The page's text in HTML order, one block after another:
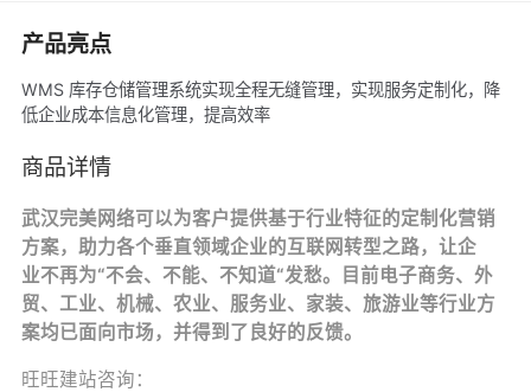
产品亮点
WMS 库存仓储管理系统实现全程无缝管理，实现服务定制化，降
低企业成本信息化管理，提高效率
商品详情
武汉完美网络可以为客户提供基于行业特征的定制化营销
方案，助力各个垂直领域企业的互联网转型之路，让企
业不再为“不会、不能、不知道“发愁。目前电子商务、外
贸、工业、机械、农业、服务业、家装、旅游业等行业方
案均已面向市场，并得到了良好的反馈。
旺旺建站咨询：